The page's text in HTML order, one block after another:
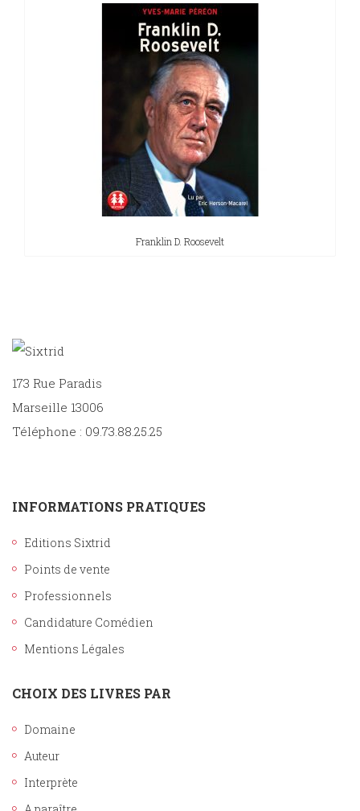
Franklin D. Roosevelt
173 Rue Paradis
Marseille 13006
Téléphone : 09.73.88.25.25
INFORMATIONS PRATIQUES
Editions Sixtrid
Points de vente
Professionnels
Candidature Comédien
Mentions Légales
CHOIX DES LIVRES PAR
Domaine
Auteur
Interprète